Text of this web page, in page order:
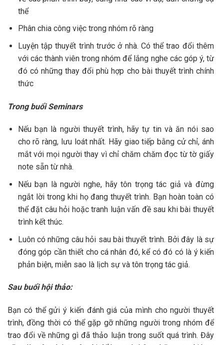
thể
Phân chia công việc trong nhóm rõ ràng
Luyện tập thuyết trình trước ở nhà. Có thể trao đổi thêm
với các thành viên trong nhóm để lắng nghe các góp ý, từ
đó có những thay đổi phù hợp cho bài thuyết trình chính
thức
Trong buổi Seminars
Nếu bạn là người thuyết trình, hãy tự tin và ăn nói sao
cho rõ ràng, lưu loát nhất. Hãy giao tiếp bằng cử chỉ, ánh
mắt với mọi người thay vì chỉ chăm chăm đọc từ tờ giấy
note sẵn từ nhà.
Nếu bạn là người nghe, hãy tôn trọng tác giả và đừng
ngắt lời trong khi họ đang thuyết trình. Bạn hoàn toàn có
thể đặt câu hỏi hoặc tranh luận vấn đề sau khi bài thuyết
trình kết thúc.
Luôn có những câu hỏi sau bài thuyết trình. Bởi đây là sự
đóng góp cần thiết cho cá nhân đó, kể có đó có là ý kiến
phản biện, miễn sao là lịch sự và tôn trọng tác giả.
Sau buổi hội thảo:
Bạn có thể gửi ý kiến đánh giá của mình cho người thuyết
trình, đồng thời có thể gặp gỡ những người trong nhóm để
trao đổi về những gì đã thảo luận trong suốt quá trình. Đây